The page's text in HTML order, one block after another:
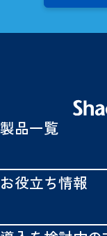
製品一覧
お役立ち情報